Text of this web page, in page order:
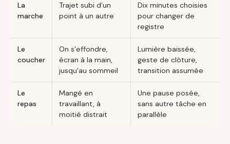
La
marche
Trajet subi d’un
point à un autre
Dix minutes choisies
pour changer de
registre
Le
coucher
On s’effondre,
écran à la main,
jusqu’au sommeil
Lumière baissée,
geste de clôture,
transition assumée
Le
repas
Mangé en
travaillant, à
moitié distrait
Une pause posée,
sans autre tâche en
parallèle